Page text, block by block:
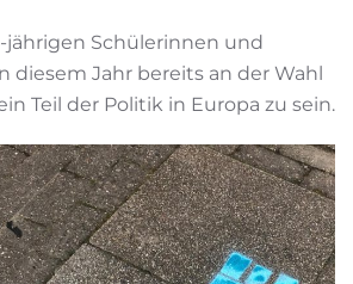
jährigen Schülerinnen und
diesem Jahr bereits an der Wahl
Teil der Politik in Europa zu sein.